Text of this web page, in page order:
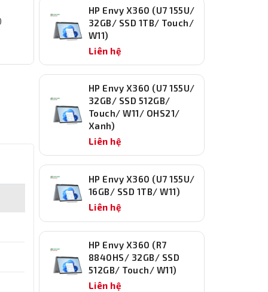
HP Envy X360 (U7 155U/
32GB/ SSD 1TB/ Touch/
W11)
Liên hệ
HP Envy X360 (U7 155U/
32GB/ SSD 512GB/
Touch/ W11/ OHS21/
Xanh)
Liên hệ
HP Envy X360 (U7 155U/
16GB/ SSD 1TB/ W11)
Liên hệ
HP Envy X360 (R7
8840HS/ 32GB/ SSD
512GB/ Touch/ W11)
Liên hệ